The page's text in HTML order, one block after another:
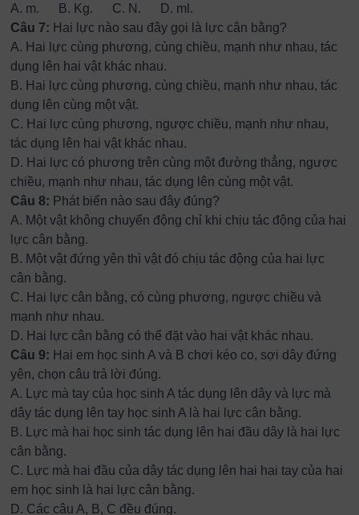
A. m. B. Kg. C. N. D. ml.
Câu 7: Hai lực nào sau đây gọi là lực cân bằng?
A. H ai lực cùng phương, cùng chiều, mạnh như nhau, tác
dụng lên hai vật khác nhau.
B. Hai lực cùng phương, cùng chiều, mạnh như nhau, tác
dụng lên cùng một vật.
C. Hai lực cùng phương, ngược chiều, mạnh như nhau,
tác dụng lên hai vật khác nhau.
D. Hai lực có phương trên cùng một đường thẳng, ngược
chiều, mạnh như nhau, tác dụng lên cùng một vật.
Câu 8: Phát biển nào sau đây đúng?
A. Một vật không chuyển động chỉ khi chịu tác động của hai
lực cân bằng.
B. Một vật đứng yên thì vật đó chịu tác động của hai lực
cân bằng.
C. Hai lực cân bằng, có cùng phương, ngược chiều và
mạnh như nhau.
D. Hai lực cân bằng có thể đặt vào hai vật khác nhau.
Câu 9: Hai em học sinh A và B chơi kéo co, sợi dây đứng
yên, chọn câu trả lời đúng.
A.
Lực mà tay của học sinh A tác dụng lên dây và lực mà
dây tác dụng lên tay học sinh A là hai lực cân bằng.
B.
Lực mà hai học sinh tác dụng lên hai đầu dây là hai lực
cân bằng.
C.
Lực mà hai đầu của dây tác dụng lên hai hai tay của hai
em học sinh là hai lực cân bằng.
D. Các câu A, B, C đều đúng.